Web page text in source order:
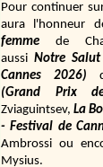
Pour continuer
aura l'honneur
femme
de
aussi Notre
Cannes 2026)
(Grand Prix
Zviaguintsev, La
- Festival de
Ambrossi ou
Mysius.